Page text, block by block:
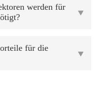
werden für

für die
